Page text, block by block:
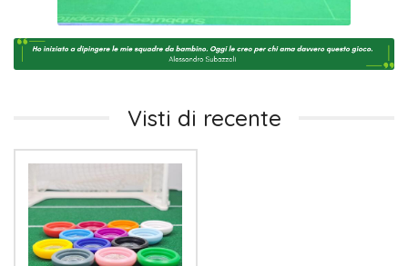
Visti di recente